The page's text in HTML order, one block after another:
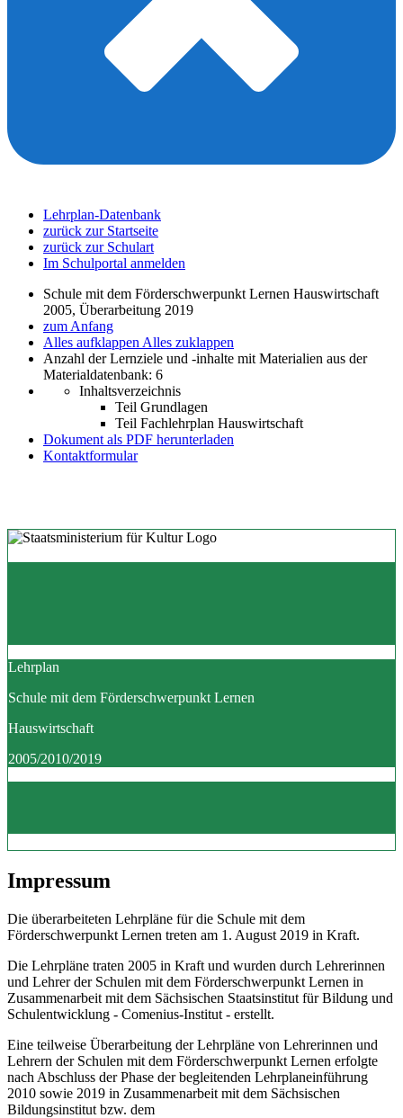
Lehrplan-Datenbank
zurück zur Startseite
zurück zur Schulart
Im Schulportal anmelden
Schule mit dem Förderschwerpunkt Lernen Hauswirtschaft
2005, Überarbeitung 2019
zum Anfang
Alles aufklappen Alles zuklappen
Anzahl der Lernziele und -inhalte mit Materialien aus der
Materialdatenbank: 6
Inhaltsverzeichnis
Teil Grundlagen
Teil Fachlehrplan Hauswirtschaft
Dokument als PDF herunterladen
Kontaktformular
Lehrplan
Schule mit dem Förderschwerpunkt Lernen
Hauswirtschaft
2005/2010/2019
Impressum
Die überarbeiteten Lehrpläne für die Schule mit dem
Förderschwerpunkt Lernen treten am 1. August 2019 in Kraft.
Die Lehrpläne traten 2005 in Kraft und wurden durch Lehrerinnen
und Lehrer der Schulen mit dem Förderschwerpunkt Lernen in
Zusammenarbeit mit dem Sächsischen Staatsinstitut für Bildung und
Schulentwicklung - Comenius-Institut - erstellt.
Eine teilweise Überarbeitung der Lehrpläne von Lehrerinnen und
Lehrern der Schulen mit dem Förderschwerpunkt Lernen erfolgte
nach Abschluss der Phase der begleitenden Lehrplaneinführung
2010 sowie 2019 in Zusammenarbeit mit dem Sächsischen
Bildungsinstitut bzw. dem